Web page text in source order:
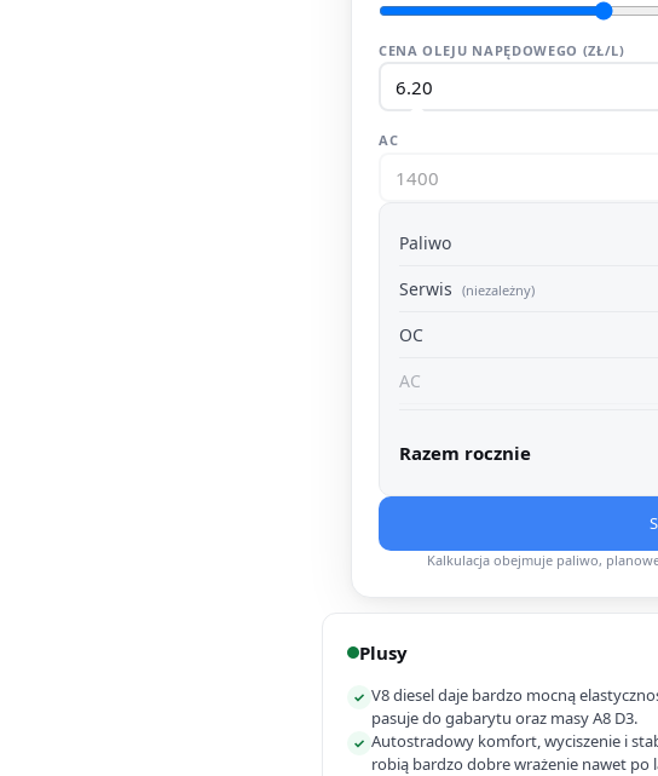
CENA OLEJU NAPĘDOWEGO (ZŁ/L)
AC
Paliwo
Serwis (niezależny)
OC
AC
Razem rocznie
Kalkulacja obejmuje paliwo,
Plusy
✓ V8 diesel daje bardzo mocną
pasuje do gabarytu oraz masy A8 D3.
✓ Autostradowy komfort, wyciszenie i
robią bardzo dobre wrażenie nawet po